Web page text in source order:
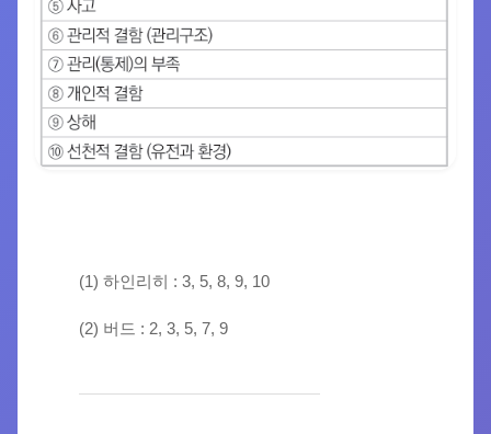
(1) 하인리히 : 3, 5, 8, 9, 10
(2) 버드 : 2, 3, 5, 7, 9